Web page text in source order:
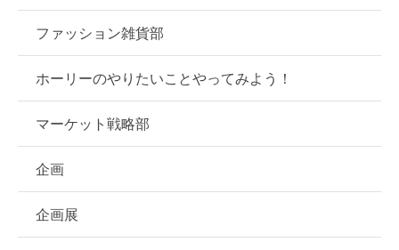
ファッション雑貨部
ホーリーのやりたいことやってみよう！
マーケット戦略部
企画
企画展